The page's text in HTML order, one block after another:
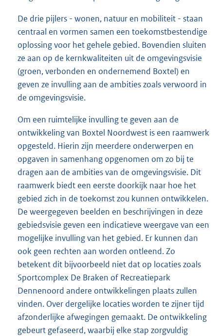
De drie pijlers - wonen, natuur en mobiliteit - staan
centraal en vormen samen een toekomstbestendige
oplossing voor het gehele gebied. Bovendien sluiten
ze aan op de kernkwaliteiten uit de omgevingsvisie
(groen, verbonden en ondernemend Boxtel) en
geven ze invulling aan de ambities zoals verwoord in
de omgevingsvisie.
Om een ruimtelijke invulling te geven aan de
ontwikkeling van Boxtel Noordwest is een raamwerk
opgesteld. Hierin zijn meerdere onderwerpen en
opgaven in samenhang opgenomen om zo bij te
dragen aan de ambities van de omgevingsvisie. Dit
raamwerk biedt een eerste doorkijk naar hoe het
gebied zich in de toekomst zou kunnen ontwikkelen.
De weergegeven beelden en beschrijvingen in deze
gebiedsvisie geven een indicatieve weergave van een
mogelijke invulling van het gebied. Er kunnen dan
ook geen rechten aan worden ontleend. Zo
betekent dit bijvoorbeeld niet dat op locaties zoals
Sportcomplex De Braken of Recreatiepark
Dennenoord andere ontwikkelingen plaats zullen
vinden. Over dergelijke locaties worden te zijner tijd
afzonderlijke afwegingen gemaakt. De ontwikkeling
gebeurt gefaseerd, waarbij elke stap zorgvuldig